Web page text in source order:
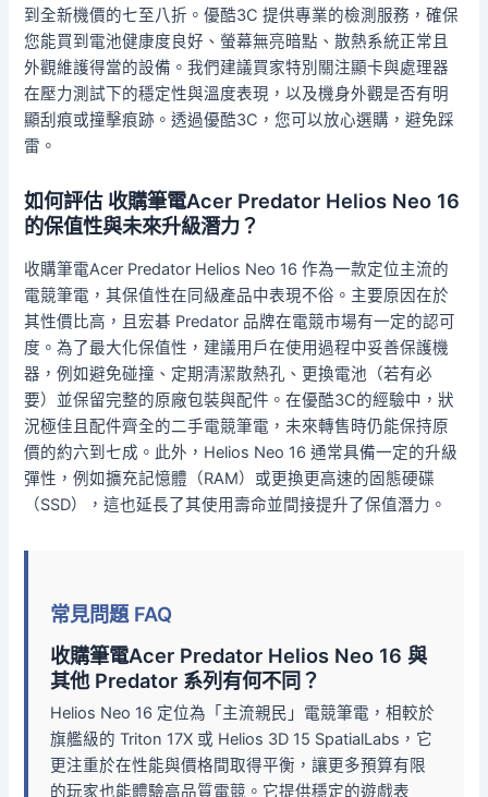
到全新機價的七至八折。優酷3C 提供專業的檢測服務，確保
您能買到電池健康度良好、螢幕無亮暗點、散熱系統正常且
外觀維護得當的設備。我們建議買家特別關注顯卡與處理器
在壓力測試下的穩定性與溫度表現，以及機身外觀是否有明
顯刮痕或撞擊痕跡。透過優酷3C，您可以放心選購，避免踩
雷。
如何評估 收購筆電Acer Predator Helios Neo 16
的保值性與未來升級潛力？
收購筆電Acer Predator Helios Neo 16 作為一款定位主流的
電競筆電，其保值性在同級產品中表現不俗。主要原因在於
其性價比高，且宏碁 Predator 品牌在電競市場有一定的認可
度。為了最大化保值性，建議用戶在使用過程中妥善保護機
器，例如避免碰撞、定期清潔散熱孔、更換電池（若有必
要）並保留完整的原廠包裝與配件。在優酷3C的經驗中，狀
況極佳且配件齊全的二手電競筆電，未來轉售時仍能保持原
價的約六到七成。此外，Helios Neo 16 通常具備一定的升級
彈性，例如擴充記憶體（RAM）或更換更高速的固態硬碟
（SSD），這也延長了其使用壽命並間接提升了保值潛力。
常見問題 FAQ
收購筆電Acer Predator Helios Neo 16 與
其他 Predator 系列有何不同？
Helios Neo 16 定位為「主流親民」電競筆電，相較於
旗艦級的 Triton 17X 或 Helios 3D 15 SpatialLabs，它
更注重於在性能與價格間取得平衡，讓更多預算有限
的玩家也能體驗高品質電競。它提供穩定的遊戲表